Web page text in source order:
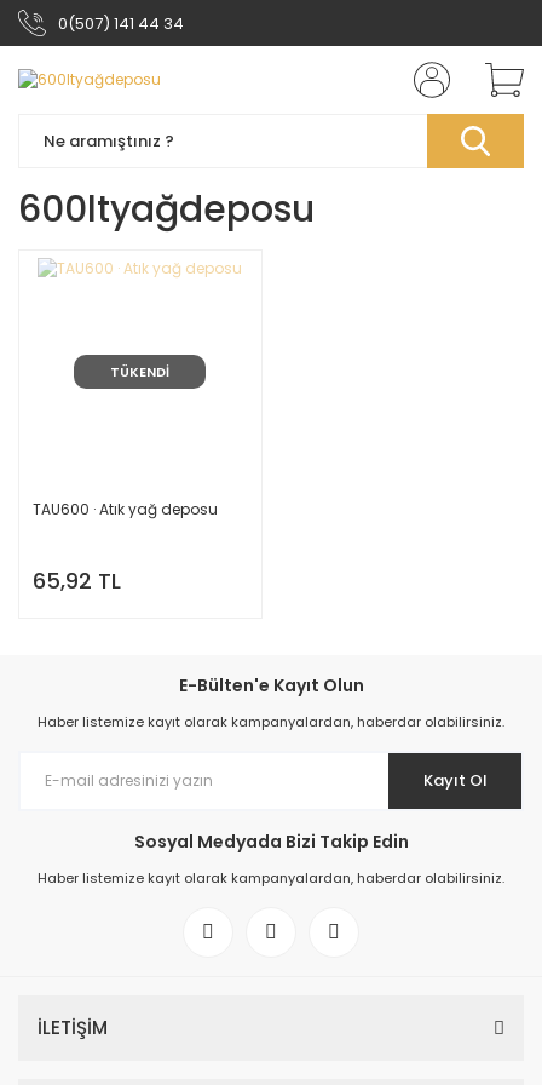
0(507) 141 44 34
600ltyağdeposu
TÜKENDİ
TAU600 · Atık yağ deposu
65,92 TL
E-Bülten'e Kayıt Olun
Haber listemize kayıt olarak kampanyalardan, haberdar olabilirsiniz.
Kayıt Ol
Sosyal Medyada Bizi Takip Edin
Haber listemize kayıt olarak kampanyalardan, haberdar olabilirsiniz.
İLETİŞİM